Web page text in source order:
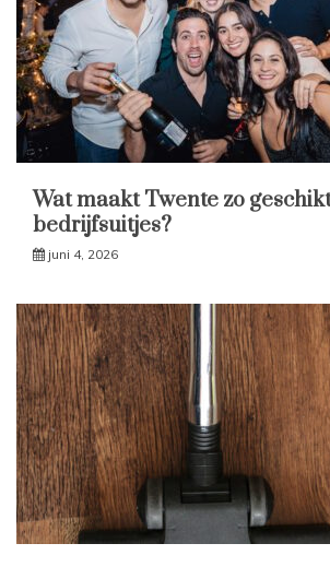
Wat maakt Twente zo
bedrijfsuitjes?
juni 4, 2026